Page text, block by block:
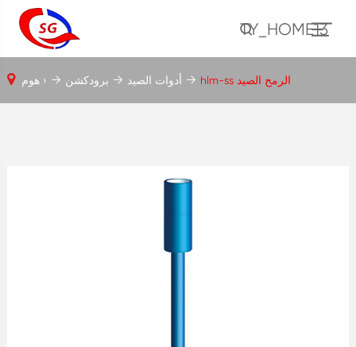
TY_HOME13
هوم › برودكشن أدوات الصيد hlm-ss الرمح الصيد